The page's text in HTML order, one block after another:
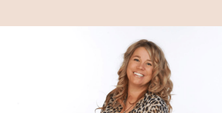
NYEREMÉNYJÁTÉK / REGISZTRÁCIÓ